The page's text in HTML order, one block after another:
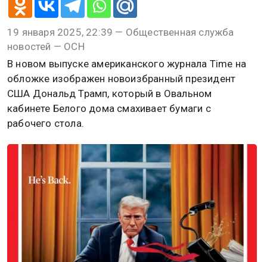
19 января 2025, 22:39 — Общественная служба
новостей — ОСН
В новом выпуске американского журнала Time на
обложке изображен новоизбранный президент
США Дональд Трамп, который в Овальном
кабинете Белого дома смахивает бумаги с
рабочего стола.